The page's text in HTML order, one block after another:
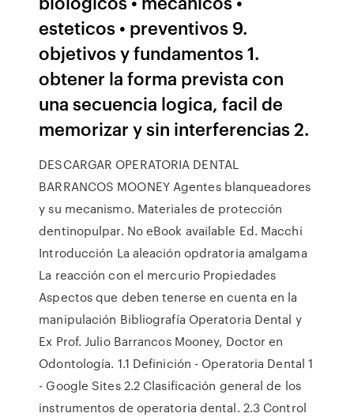
esteticos • preventivos 9.
objetivos y fundamentos 1.
obtener la forma prevista con
una secuencia logica, facil de
memorizar y sin interferencias 2.
DESCARGAR OPERATORIA DENTAL
BARRANCOS MOONEY Agentes blanqueadores
y su mecanismo. Materiales de protección
dentinopulpar. No eBook available Ed. Macchi
Introducción La aleación opdratoria amalgama
La reacción con el mercurio Propiedades
Aspectos que deben tenerse en cuenta en la
manipulación Bibliografía Operatoria Dental y
Ex Prof. Julio Barrancos Mooney, Doctor en
Odontología. 1.1 Definición - Operatoria Dental 1
- Google Sites 2.2 Clasificación general de los
instrumentos de operatoria dental. 2.3 Control